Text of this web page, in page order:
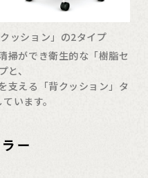
ッション」の2タイプ
掃ができ衛生的な「樹脂セ
と、
支える「背クッション」タ
います。